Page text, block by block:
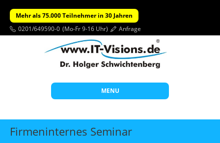
Mehr als 75.000 Teilnehmer in 30 Jahren
0201/649590-0 (Mo-Fr 9-16 Uhr) Anfrage
MENU
Start
Themen
Firmeninternes Seminar